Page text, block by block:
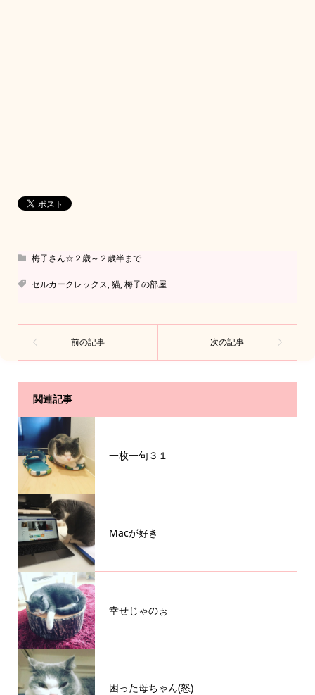
梅子さん☆２歳～２歳半まで
セルカークレックス,猫,梅子の部屋
関連記事
一枚一句３１
Macが好き
幸せじゃのぉ
困った母ちゃん(怒)